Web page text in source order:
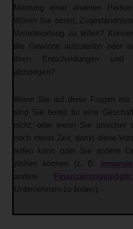
Meinung einer anderen
Wären Sie bereit,
Verantwortung zu teilen?
die Gewinne aufzuteilen oder
Ihren Entscheidungen und
abzulegen?
Wenn Sie auf diese Fragen mit
sind Sie bereit für eine
nicht, oder wenn Sie unsicher
noch etwas Zeit, damit diese
reifen kann oder Sie andere
ziehen können (z. B.
andere
Unternehmen zu finden).